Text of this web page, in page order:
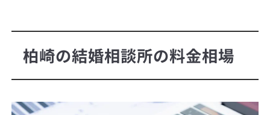
柏崎の結婚相談所の料金相場